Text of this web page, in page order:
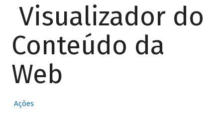
Visualizador do
Conteúdo da
Web
Ações